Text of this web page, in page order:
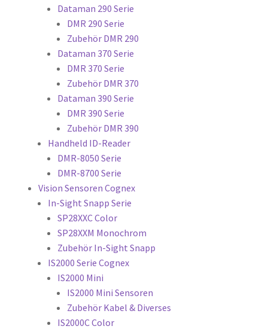
Dataman 290 Serie
DMR 290 Serie
Zubehör DMR 290
Dataman 370 Serie
DMR 370 Serie
Zubehör DMR 370
Dataman 390 Serie
DMR 390 Serie
Zubehör DMR 390
Handheld ID-Reader
DMR-8050 Serie
DMR-8700 Serie
Vision Sensoren Cognex
In-Sight Snapp Serie
SP28XXC Color
SP28XXM Monochrom
Zubehör In-Sight Snapp
IS2000 Serie Cognex
IS2000 Mini
IS2000 Mini Sensoren
Zubehör Kabel & Diverses
IS2000C Color